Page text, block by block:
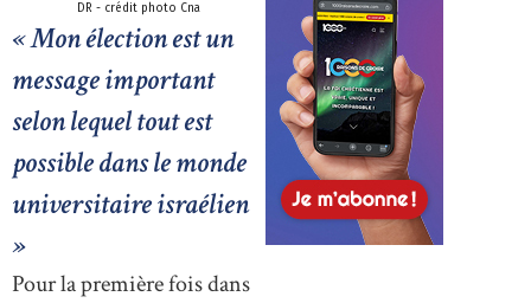
DR - crédit photo Cna
« Mon élection est un
message important
selon lequel tout est
possible dans le monde
universitaire israélien
»
Pour la première fois dans